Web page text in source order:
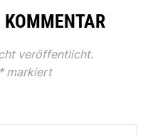
veröffentlicht.
*markiert